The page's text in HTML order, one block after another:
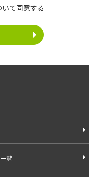
達成の範囲内において
場合を除いて、ご本
はございません。
バー管理等の目的
て同意する
覧